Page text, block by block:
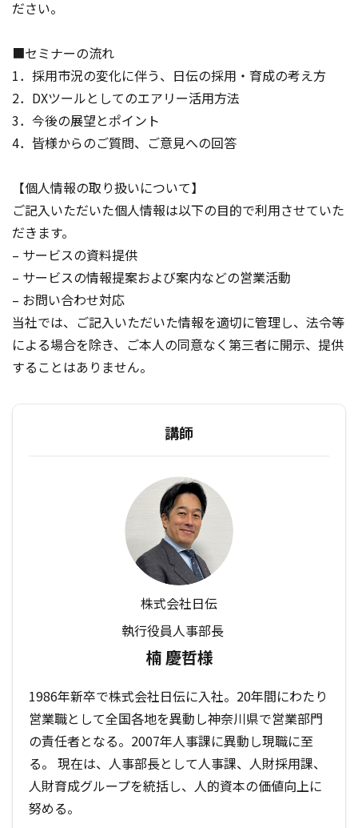
ださい。
■セミナーの流れ
1．採用市況の変化に伴う、日伝の採用・育成の考え方
2．DXツールとしてのエアリー活用方法
3．今後の展望とポイント
4．皆様からのご質問、ご意見への回答
【個人情報の取り扱いについて】
ご記入いただいた個人情報は以下の目的で利用させていた
だきます。
– サービスの資料提供
– サービスの情報提案および案内などの営業活動
– お問い合わせ対応
当社では、ご記入いただいた情報を適切に管理し、法令等
による場合を除き、ご本人の同意なく第三者に開示、提供
することはありません。
講師
株式会社日伝
執行役員人事部長
楠 慶哲様
1986年新卒で株式会社日伝に入社。20年間にわたり
営業職として全国各地を異動し神奈川県で営業部門
の責任者となる。2007年人事課に異動し現職に至
る。 現在は、人事部長として人事課、人財採用課、
人財育成グループを統括し、人的資本の価値向上に
努める。